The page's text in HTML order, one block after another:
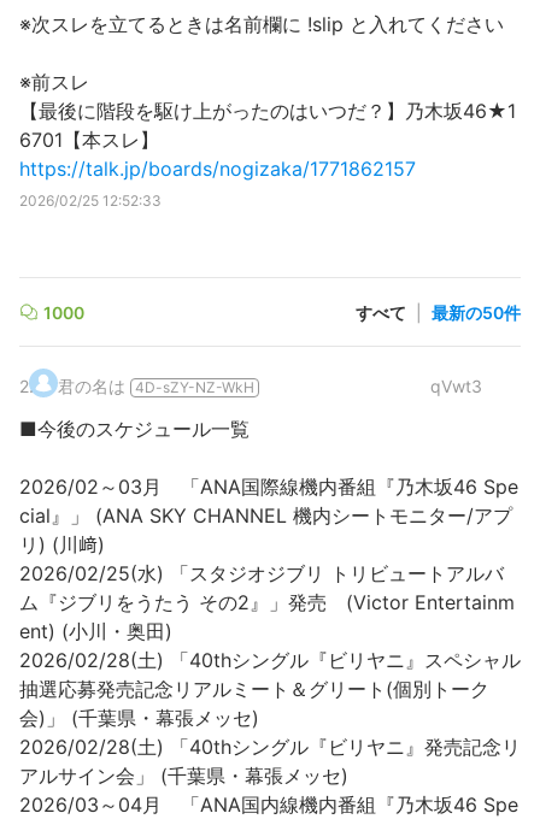
※次スレを立てるときは名前欄に !slip と入れてください
※前スレ
【最後に階段を駆け上がったのはいつだ？】乃木坂46★1
6701【本スレ】
https://talk.jp/boards/nogizaka/1771862157
2026/02/25 12:52:33
1000 すべて 最新の50件
2. 君の名は 4D-sZY-NZ-WkH qVwt3
■今後のスケジュール一覧
2026/02～03月 「ANA国際線機内番組『乃木坂46 Spe
cial』」 (ANA SKY CHANNEL 機内シートモニター/アプ
リ) (川﨑)
2026/02/25(水) 「スタジオジブリ トリビュートアルバ
ム『ジブリをうたう その2』」発売 (Victor Entertainm
ent) (小川・奥田)
2026/02/28(土) 「40thシングル『ビリヤニ』スペシャル
抽選応募発売記念リアルミート＆グリート(個別トーク
会)」 (千葉県・幕張メッセ)
2026/02/28(土) 「40thシングル『ビリヤニ』発売記念リ
アルサイン会」 (千葉県・幕張メッセ)
2026/03～04月 「ANA国内線機内番組『乃木坂46 Spe